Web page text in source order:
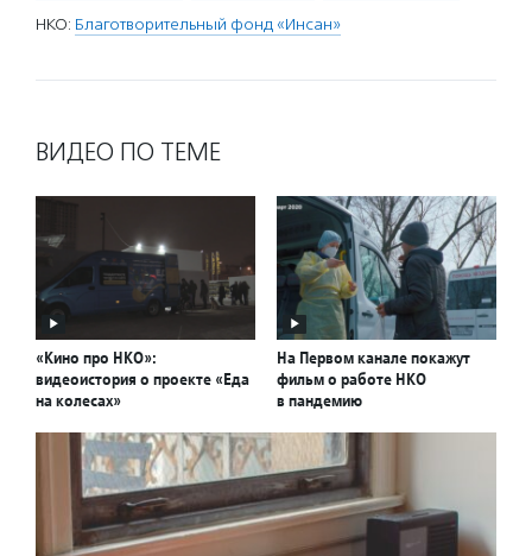
НКО: Благотворительный фонд «Инсан»
ВИДЕО ПО ТЕМЕ
«Кино про НКО»:
видеоистория о проекте «Еда
на колесах»
На Первом канале покажут
фильм о работе НКО
в пандемию